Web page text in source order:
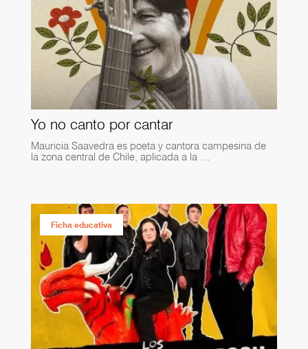
Yo no canto por cantar
Mauricia Saavedra es poeta y cantora campesina de
la zona central de Chile, aplicada a la …
Ficha educativa